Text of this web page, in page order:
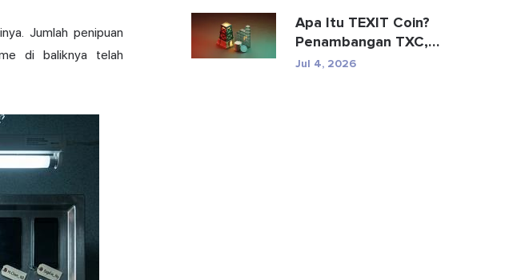
Jumlah penipuan
di baliknya telah
Apa Itu TEXIT Coin?
Penambangan TXC,
Spesifikasi, dan Risiko
Jul 4, 2026